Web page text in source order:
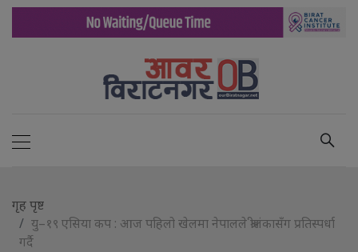
गृह पृष्ट
यु–१९ एसिया कप : आज पहिलो खेलमा नेपालले श्रीलंकासँग प्रतिस्पर्धा
गर्दै